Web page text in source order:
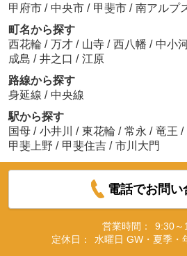
甲府市 / 中央市 / 甲斐市 / 南アルプ
町名から探す
西花輪 / 万才 / 山寺 / 西八幡 / 中小
成島 / 井之口 / 江原
路線から探す
身延線 / 中央線
駅から探す
国母 / 小井川 / 東花輪 / 常永 / 竜王 /
甲斐上野 / 甲斐住吉 / 市川大門
電話でお問い
営業時間：
9:30～
定休日：
水曜日 GW・夏季・